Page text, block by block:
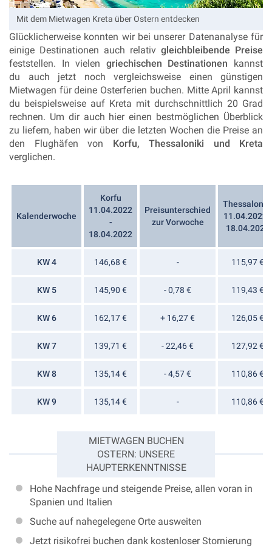
Mit dem Mietwagen Kreta über Ostern entdecken
Glücklicherweise konnten wir bei unserer Datenanalyse für
einige Destinationen auch relativ gleichbleibende Preise
feststellen. In vielen griechischen Destinationen kannst
du auch jetzt noch vergleichsweise einen günstigen
Mietwagen für deine Osterferien buchen. Mitte April kannst
du beispielsweise auf Kreta mit durchschnittlich 20 Grad
rechnen. Um dir auch hier einen bestmöglichen Überblick
zu liefern, haben wir über die letzten Wochen die Preise an
den Flughäfen von Korfu, Thessaloniki und Kreta
verglichen.
Kalenderwoche
Korfu
11.04.2022
-
18.04.2022
Preisunterschied
zur Vorwoche
Thessaloniki
11.04.2022 -
18.04.2022
KW 4 146,68 € - 115,97 €
KW 5 145,90 € - 0,78 € 119,43 €
KW 6 162,17 € + 16,27 € 126,05 €
KW 7 139,71 € - 22,46 € 127,92 €
KW 8 135,14 € - 4,57 € 110,86 €
KW 9 135,14 € - 110,86 €
MIETWAGEN BUCHEN
OSTERN: UNSERE
HAUPTERKENNTNISSE
Hohe Nachfrage und steigende Preise, allen voran in
Spanien und Italien
Suche auf nahegelegene Orte ausweiten
Jetzt risikofrei buchen dank kostenloser Stornierung